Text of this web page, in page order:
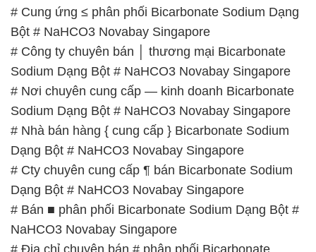
# Cung ứng ≤ phân phối Bicarbonate Sodium Dạng
Bột # NaHCO3 Novabay Singapore
# Công ty chuyên bán │ thương mại Bicarbonate
Sodium Dạng Bột # NaHCO3 Novabay Singapore
# Nơi chuyên cung cấp — kinh doanh Bicarbonate
Sodium Dạng Bột # NaHCO3 Novabay Singapore
# Nhà bán hàng { cung cấp } Bicarbonate Sodium
Dạng Bột # NaHCO3 Novabay Singapore
# Cty chuyên cung cấp ¶ bán Bicarbonate Sodium
Dạng Bột # NaHCO3 Novabay Singapore
# Bán ■ phân phối Bicarbonate Sodium Dạng Bột #
NaHCO3 Novabay Singapore
# Địa chỉ chuyên bán # phân phối Bicarbonate